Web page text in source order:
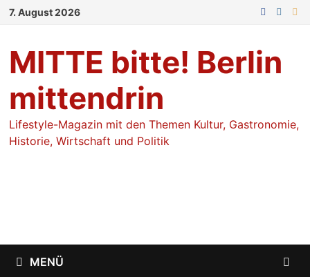
Zum
7. August 2026
MITTE bitte! Berlin
mittendrin
Lifestyle-Magazin mit den Themen Kultur, Gastronomie,
Historie, Wirtschaft und Politik
MENÜ